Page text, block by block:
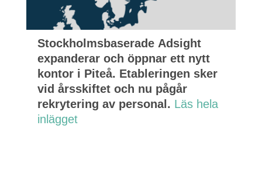
Stockholmsbaserade Adsight
expanderar och öppnar ett nytt
kontor i Piteå. Etableringen sker
vid årsskiftet och nu pågår
rekrytering av personal. Läs hela
inlägget